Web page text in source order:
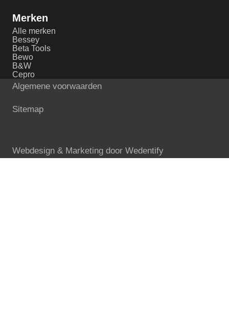
Merken
Alle merken
Bessey
Beta Tools
Bewo
B&W
Cepro
Algemene voorwaarden
Sitemap
Webdesign & Marketing door Wedentify